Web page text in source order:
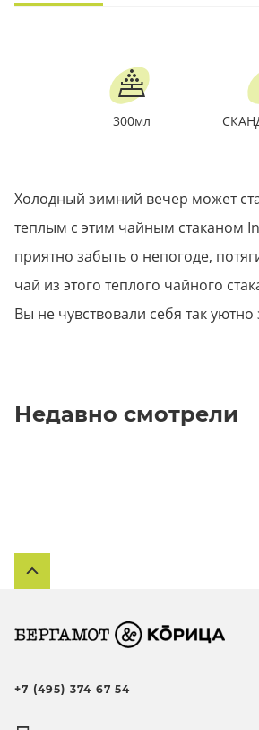
300мл
Холодный зимний вечер может
теплым с этим чайным стаканом
приятно забыть о непогоде,
чай из этого теплого чайного
Вы не чувствовали себя так
Недавно смотрели
+7 (495) 374 67 54